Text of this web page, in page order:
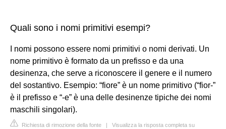
Quali sono i nomi primitivi esempi?
I nomi possono essere nomi primitivi o nomi derivati. Un
nome primitivo è formato da un prefisso e da una
desinenza, che serve a riconoscere il genere e il numero
del sostantivo. Esempio: “fiore” è un nome primitivo (“fior-”
è il prefisso e “-e” è una delle desinenze tipiche dei nomi
maschili singolari).
Richiesta di rimozione della fonte | Visualizza la risposta completa su